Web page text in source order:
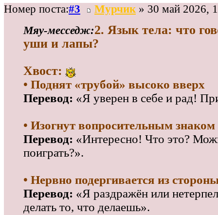
Номер поста:#3 Мурчик » 30 май 2026,
Мяу‑месседж:2. Язык тела: что
уши и лапы?
Хвост:
• Поднят «трубой» высоко вверх
Перевод: «Я уверен в себе и рад!
• Изогнут вопросительным знаком
Перевод: «Интересно! Что это?
поиграть?».
• Нервно подергивается из
Перевод: «Я раздражён или
делать то, что делаешь».